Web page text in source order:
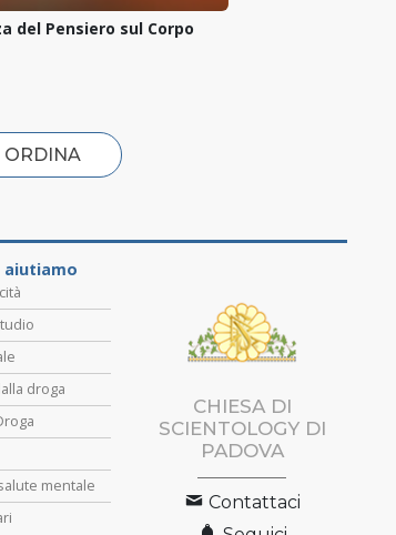
del Pensiero sul Corpo
ORDINA
aiutiamo
droga
mentale
CHIESA DI
SCIENTOLOGY DI
PADOVA
Contattaci